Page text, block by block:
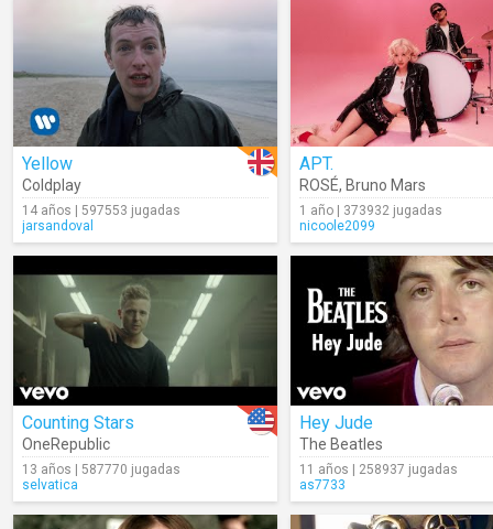
Yellow
Coldplay
14 años | 597553 jugadas
jarsandoval
APT.
ROSÉ, Bruno Mars
1 año | 373932 jugadas
nicoole2099
Counting Stars
OneRepublic
13 años | 587770 jugadas
selvatica
Hey Jude
The Beatles
11 años | 258937 jugadas
as7733